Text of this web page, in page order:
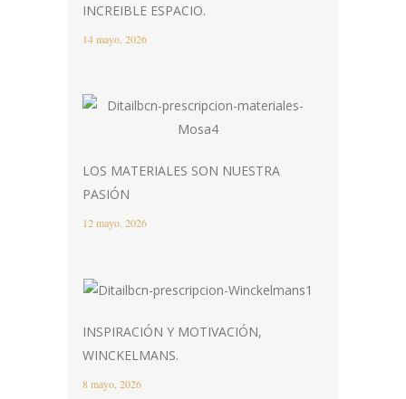
INCREIBLE ESPACIO.
14 mayo, 2026
LOS MATERIALES SON NUESTRA
PASIÓN
12 mayo, 2026
INSPIRACIÓN Y MOTIVACIÓN,
WINCKELMANS.
8 mayo, 2026